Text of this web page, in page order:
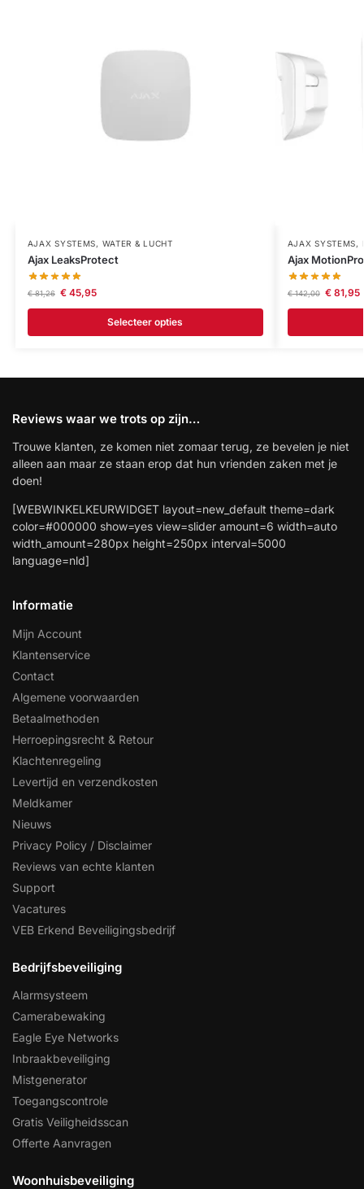
AJAX SYSTEMS, WATER & LUCHT
Ajax LeaksProtect
€81,26 €45,95
Selecteer opties
AJAX SYSTEMS,
Ajax
€142,00 €81,95
Reviews waar we trots op zijn…
Trouwe klanten, ze komen niet zomaar terug, ze bevelen je niet
alleen aan maar ze staan erop dat hun vrienden zaken met je
doen!
[WEBWINKELKEURWIDGET layout=new_default theme=dark
color=#000000 show=yes view=slider amount=6 width=auto
width_amount=280px height=250px interval=5000
language=nld]
Informatie
Mijn Account
Klantenservice
Contact
Algemene voorwaarden
Betaalmethoden
Herroepingsrecht & Retour
Klachtenregeling
Levertijd en verzendkosten
Meldkamer
Nieuws
Privacy Policy / Disclaimer
Reviews van echte klanten
Support
Vacatures
VEB Erkend Beveiligingsbedrijf
Bedrijfsbeveiliging
Alarmsysteem
Camerabewaking
Eagle Eye Networks
Inbraakbeveiliging
Mistgenerator
Toegangscontrole
Gratis Veiligheidsscan
Offerte Aanvragen
Woonhuisbeveiliging